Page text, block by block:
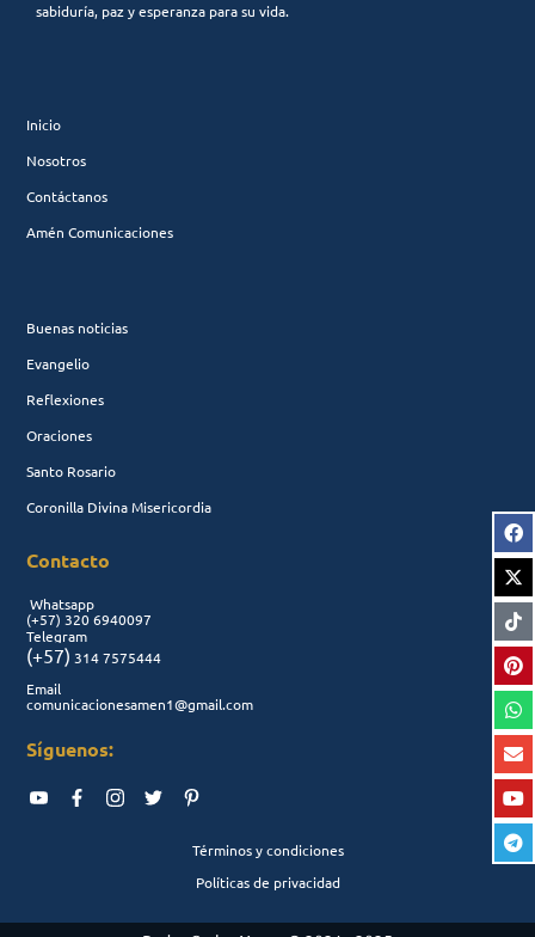
sabiduría, paz y esperanza para su vida.
Inicio
Nosotros
Contáctanos
Amén Comunicaciones
Buenas noticias
Evangelio
Reflexiones
Oraciones
Santo Rosario
Coronilla Divina Misericordia
Contacto
Whatsapp
(+57) 320 6940097
Telegram
(+57) 314 7575444
Email
comunicacionesamen1@gmail.com
Síguenos:
Términos y condiciones
Políticas de privacidad